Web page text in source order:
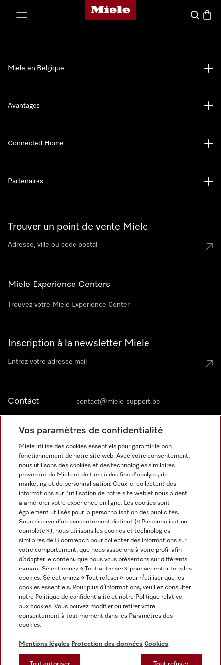
Page d'accueil de Miele
Search
Trouver un point de vente Miele
Miele Experience Centers
Trouvez votre Miele Experience Center
Inscription à la newsletter Miele
Contact contact@miele-support.be
Langue
FRANÇAIS
Miele en Belgique
Avantages
Connected Home
Partenaires
Informations légales
CGV
Protection des données
Conditions d’utilisation
Digital Services Act
Miele sur Facebook
Miele sur Youtube
Miele sur Instagram
Miele sur Pinterest
Vos paramètres de confidentialité
Miele utilise des cookies essentiels pour garantir le bon
fonctionnement de notre site web. Avec votre consentement,
nous utilisons des cookies et des technologies similaires
provenant de Miele et de tiers à des fins d'analyse, de
marketing et de personnalisation. Ceux-ci collectent des
informations sur l'utilisation de notre site web et nous aident
à améliorer votre expérience en ligne. Les cookies sont
également utilisés pour la personnalisation des publicités.
Sous réserve d’un consentement distinct (« Personnalisation
complète »), nous utilisons les cookies et technologies
similaires de Bloomreach pour collecter des informations sur
votre comportement, que nous associons à votre profil afin
d’adapter le contenu que nous vous présentons sur différents
canaux. Sélectionnez « Tout autoriser » pour accepter tous les
cookies. Sélectionnez « Tout refuser » pour n’utiliser que les
cookies essentiels. Pour plus d’informations, veuillez consulter
notre Politique de confidentialité et notre Politique relative
aux cookies. Vous pouvez modifier ou retirer votre
consentement à tout moment dans les Paramètres des
cookies.
Mentions légales Protection des données Cookies